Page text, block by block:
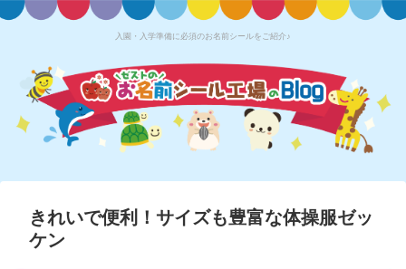
入園・入学準備に必須のお名前シールをご紹介♪
きれいで便利！サイズも豊富な体操服ゼッ
ケン